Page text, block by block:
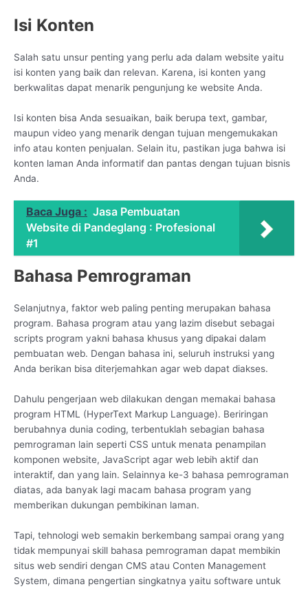
Isi Konten
Salah satu unsur penting yang perlu ada dalam website yaitu
isi konten yang baik dan relevan. Karena, isi konten yang
berkwalitas dapat menarik pengunjung ke website Anda.
Isi konten bisa Anda sesuaikan, baik berupa text, gambar,
maupun video yang menarik dengan tujuan mengemukakan
info atau konten penjualan. Selain itu, pastikan juga bahwa isi
konten laman Anda informatif dan pantas dengan tujuan bisnis
Anda.
Baca Juga : Jasa Pembuatan
Website di Pandeglang : Profesional
#1
Bahasa Pemrograman
Selanjutnya, faktor web paling penting merupakan bahasa
program. Bahasa program atau yang lazim disebut sebagai
scripts program yakni bahasa khusus yang dipakai dalam
pembuatan web. Dengan bahasa ini, seluruh instruksi yang
Anda berikan bisa diterjemahkan agar web dapat diakses.
Dahulu pengerjaan web dilakukan dengan memakai bahasa
program HTML (HyperText Markup Language). Beriringan
berubahnya dunia coding, terbentuklah sebagian bahasa
pemrograman lain seperti CSS untuk menata penampilan
komponen website, JavaScript agar web lebih aktif dan
interaktif, dan yang lain. Selainnya ke-3 bahasa pemrograman
diatas, ada banyak lagi macam bahasa program yang
memberikan dukungan pembikinan laman.
Tapi, tehnologi web semakin berkembang sampai orang yang
tidak mempunyai skill bahasa pemrograman dapat membikin
situs web sendiri dengan CMS atau Conten Management
System, dimana pengertian singkatnya yaitu software untuk